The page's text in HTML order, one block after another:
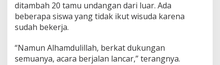
ditambah 20 tamu undangan dari luar. Ada
beberapa siswa yang tidak ikut wisuda karena
sudah bekerja.
“Namun Alhamdulillah, berkat dukungan
semuanya, acara berjalan lancar,” terangnya.